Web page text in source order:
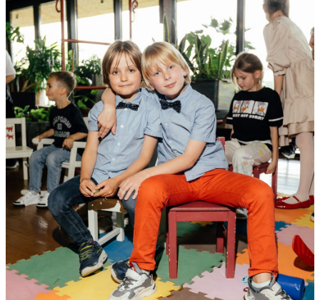
Facebook
Вконтакте
11 413
0
159
40
Soho Country Club/ другие события